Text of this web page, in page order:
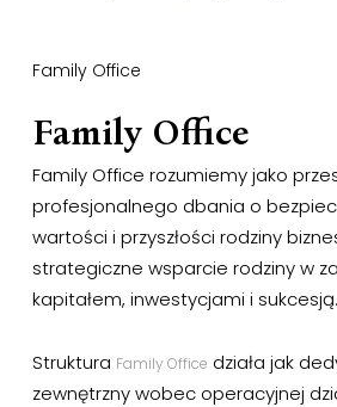
Family Office
Family Office
Family Office rozumiemy jako
profesjonalnego dbania o
wartości i przyszłości rodziny
strategiczne wsparcie rodziny w
kapitałem, inwestycjami i sukcesją.
Struktura Family Office działa jak
zewnętrzny wobec operacyjnej